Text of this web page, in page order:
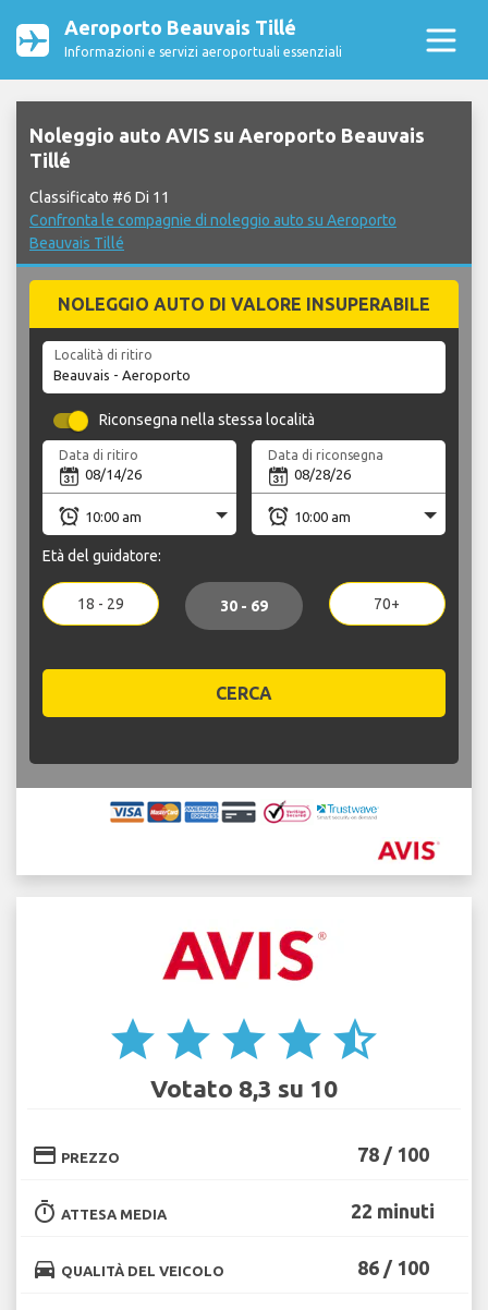
Aeroporto Beauvais Tillé
Informazioni e servizi aeroportuali essenziali
Noleggio auto AVIS su Aeroporto Beauvais
Tillé
Classificato #6 Di 11
Confronta le compagnie di noleggio auto su Aeroporto
Beauvais Tillé
NOLEGGIO AUTO DI VALORE INSUPERABILE
Località di ritiro
Riconsegna nella stessa località
Data di ritiro Data di riconsegna
Età del guidatore:
18 - 29 30 - 69 70+
CERCA
star star star star star_half
Votato 8,3 su 10
credit_card PREZZO 78 / 100
timer ATTESA MEDIA 22 minuti
directions_car QUALITÀ DEL VEICOLO 86 / 100